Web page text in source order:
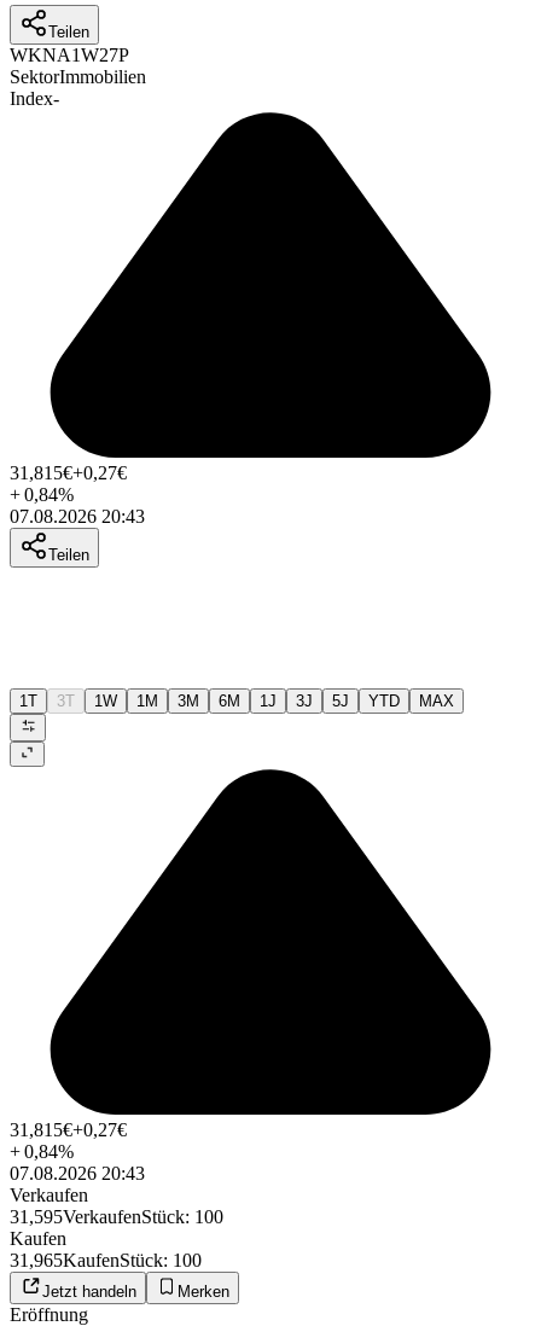
Teilen
WKNA1W27P
SektorImmobilien
Index-
31,815€+0,27€
+0,84%
07.08.2026 20:43
Teilen
1T 3T 1W 1M 3M 6M 1J 3J 5J YTD MAX
31,815€+0,27€
+0,84%
07.08.2026 20:43
Verkaufen
31,595VerkaufenStück: 100
Kaufen
31,965KaufenStück: 100
Jetzt handeln Merken
Eröffnung